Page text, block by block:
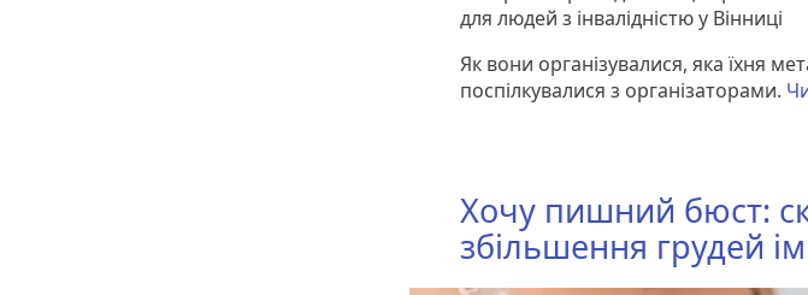
для людей з інвалідністю у Вінниці
Як вони організувалися, яка їхня
поспілкувалися з організаторами.
Хочу пишний бюст:
збільшення грудей